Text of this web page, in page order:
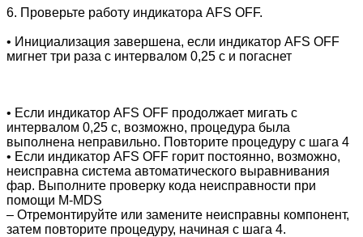
6. Проверьте работу индикатора AFS OFF.
• Инициализация завершена, если индикатор AFS OFF
мигнет три раза с интервалом 0,25 с и погаснет
• Если индикатор AFS OFF продолжает мигать с
интервалом 0,25 с, возможно, процедура была
выполнена неправильно. Повторите процедуру с шага 4
• Если индикатор AFS OFF горит постоянно, возможно,
неисправна система автоматического выравнивания
фар. Выполните проверку кода неисправности при
помощи M-MDS
– Отремонтируйте или замените неисправны компонент,
затем повторите процедуру, начиная с шага 4.